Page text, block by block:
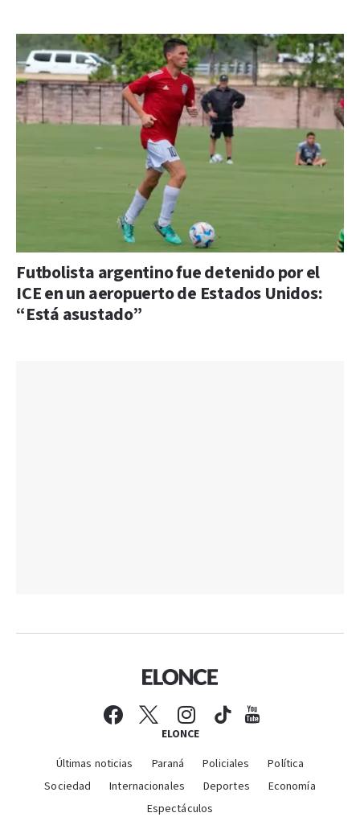
Futbolista argentino fue detenido por el
ICE en un aeropuerto de Estados Unidos:
“Está asustado”
ELONCE
Últimas noticias Paraná Policiales
Política
Sociedad
Internacionales Deportes
Economía
Espectáculos